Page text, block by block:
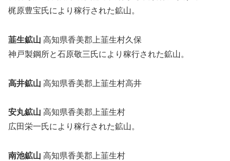
梶原豊宝氏により稼行された鉱山。
韮生鉱山 高知県香美郡上韮生村久保
神戸製鋼所と石原敬三氏により稼行された鉱山。
高井鉱山 高知県香美郡上韮生村高井
安丸鉱山 高知県香美郡上韮生村
広田栄一氏により稼行された鉱山。
南池鉱山 高知県香美郡上韮生村